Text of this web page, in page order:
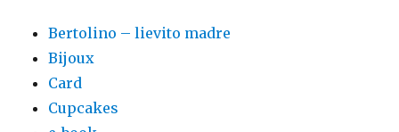
Bertolino – lievito madre
Bijoux
Card
Cupcakes